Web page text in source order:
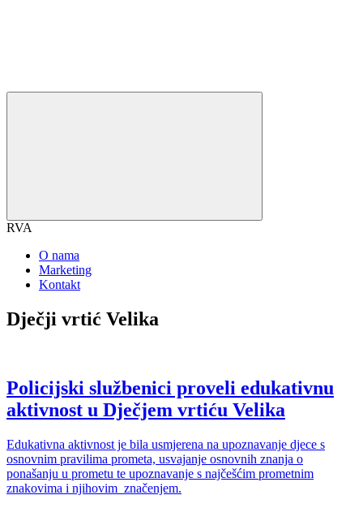
RVA
O nama
Marketing
Kontakt
Dječji vrtić Velika
Policijski službenici proveli edukativnu
aktivnost u Dječjem vrtiću Velika
Edukativna aktivnost je bila usmjerena na upoznavanje djece s
osnovnim pravilima prometa, usvajanje osnovnih znanja o
ponašanju u prometu te upoznavanje s najčešćim prometnim
znakovima i njihovim značenjem.